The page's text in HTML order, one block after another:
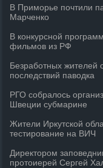
В Приморье почтили
Марченко
В конкурсной
фильмов из РФ
Безработных жителей
последствий паводка
РГО собралось
Швеции субмарине
Жители Иркутской
тестирование на ВИЧ
Директором
протоиерей Сергей